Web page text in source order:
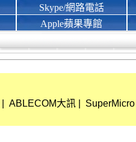
Skype/網路電話
Apple蘋果專館
ABLECOM大訊 SuperMicro